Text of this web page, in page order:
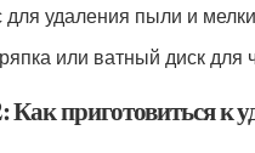
удаления пыли и
или ватный диск для
Как приготовиться к